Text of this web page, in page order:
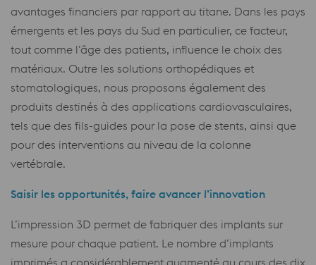
avantages financiers par rapport au titane. Dans les pays
émergents et les pays du Sud en particulier, ce facteur,
tout comme l’âge des patients, influence le choix des
matériaux. Outre les solutions orthopédiques et
stomatologiques, nous proposons également des
produits destinés à des applications cardiovasculaires,
tels que des fils-guides pour la pose de stents, ainsi que
pour des interventions au niveau de la colonne
vertébrale.
Saisir les opportunités, faire avancer l’innovation
L’impression 3D permet de fabriquer des implants sur
mesure pour chaque patient. Le nombre d’implants
imprimés a considérablement augmenté au cours des dix